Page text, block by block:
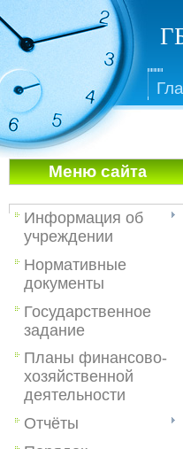
Меню сайта
Информация об
учреждении
Нормативные
документы
Государственное
задание
Планы финансово-
хозяйственной
деятельности
Отчёты